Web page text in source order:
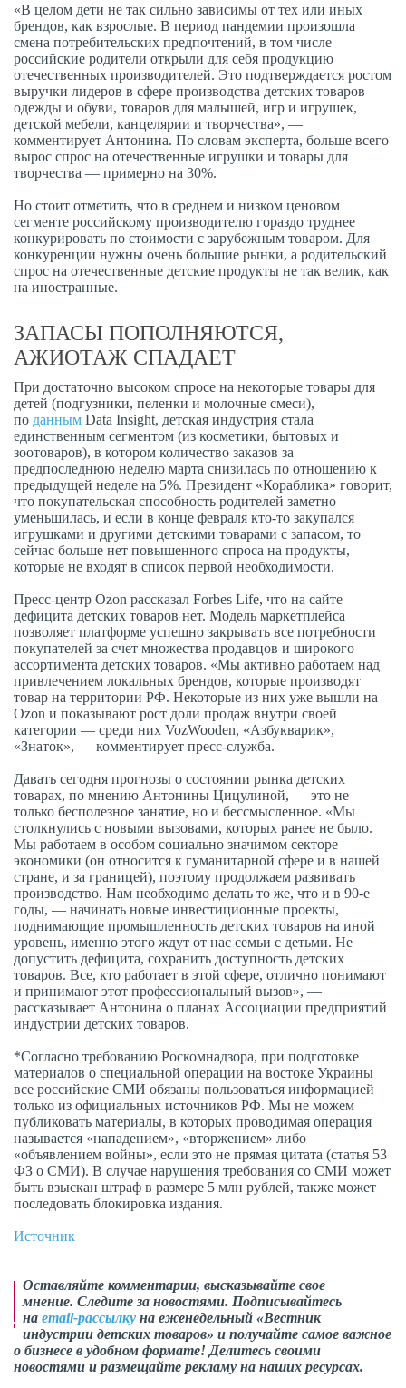
«В целом дети не так сильно зависимы от тех или иных
брендов, как взрослые. В период пандемии произошла
смена потребительских предпочтений, в том числе
российские родители открыли для себя продукцию
отечественных производителей. Это подтверждается ростом
выручки лидеров в сфере производства детских товаров —
одежды и обуви, товаров для малышей, игр и игрушек,
детской мебели, канцелярии и творчества», —
комментирует Антонина. По словам эксперта, больше всего
вырос спрос на отечественные игрушки и товары для
творчества — примерно на 30%.
Но стоит отметить, что в среднем и низком ценовом
сегменте российскому производителю гораздо труднее
конкурировать по стоимости с зарубежным товаром. Для
конкуренции нужны очень большие рынки, а родительский
спрос на отечественные детские продукты не так велик, как
на иностранные.
ЗАПАСЫ ПОПОЛНЯЮТСЯ,
АЖИОТАЖ СПАДАЕТ
При достаточно высоком спросе на некоторые товары для
детей (подгузники, пеленки и молочные смеси),
по данным Data Insight, детская индустрия стала
единственным сегментом (из косметики, бытовых и
зоотоваров), в котором количество заказов за
предпоследнюю неделю марта снизилась по отношению к
предыдущей неделе на 5%. Президент «Кораблика» говорит,
что покупательская способность родителей заметно
уменьшилась, и если в конце февраля кто-то закупался
игрушками и другими детскими товарами с запасом, то
сейчас больше нет повышенного спроса на продукты,
которые не входят в список первой необходимости.
Пресс-центр Ozon рассказал Forbes Life, что на сайте
дефицита детских товаров нет. Модель маркетплейса
позволяет платформе успешно закрывать все потребности
покупателей за счет множества продавцов и широкого
ассортимента детских товаров. «Мы активно работаем над
привлечением локальных брендов, которые производят
товар на территории РФ. Некоторые из них уже вышли на
Ozon и показывают рост доли продаж внутри своей
категории — среди них VozWooden, «Азбукварик»,
«Знаток», — комментирует пресс-служба.
Давать сегодня прогнозы о состоянии рынка детских
товарах, по мнению Антонины Цицулиной, — это не
только бесполезное занятие, но и бессмысленное. «Мы
столкнулись с новыми вызовами, которых ранее не было.
Мы работаем в особом социально значимом секторе
экономики (он относится к гуманитарной сфере и в нашей
стране, и за границей), поэтому продолжаем развивать
производство. Нам необходимо делать то же, что и в 90-е
годы, — начинать новые инвестиционные проекты,
поднимающие промышленность детских товаров на иной
уровень, именно этого ждут от нас семьи с детьми. Не
допустить дефицита, сохранить доступность детских
товаров. Все, кто работает в этой сфере, отлично понимают
и принимают этот профессиональный вызов», —
рассказывает Антонина о планах Ассоциации предприятий
индустрии детских товаров.
*Согласно требованию Роскомнадзора, при подготовке
материалов о специальной операции на востоке Украины
все российские СМИ обязаны пользоваться информацией
только из официальных источников РФ. Мы не можем
публиковать материалы, в которых проводимая операция
называется «нападением», «вторжением» либо
«объявлением войны», если это не прямая цитата (статья 53
ФЗ о СМИ). В случае нарушения требования со СМИ может
быть взыскан штраф в размере 5 млн рублей, также может
последовать блокировка издания.
Источник
Оставляйте комментарии, высказывайте свое
мнение. Следите за новостями. Подписывайтесь
на email-рассылку на еженедельный «Вестник
индустрии детских товаров» и получайте самое важное
о бизнесе в удобном формате! Делитесь своими
новостями и размещайте рекламу на наших ресурсах.